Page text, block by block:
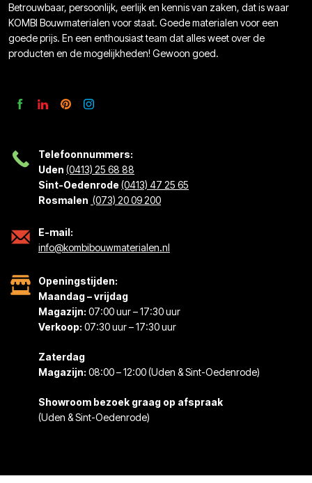
Betrouwbaar, persoonlijk, eerlijk en kennis van zaken, dat is waar
KOMBI Bouwmaterialen voor staat. Goede materialen voor een
goede prijs. En een enthousiast team dat alles weet over de
producten en de mogelijkheden! Gewoon goed.
Telefoonnummers:
Uden (0413) 25 68 88
Sint-Oedenrode(0413) 47 25 65
Rosmalen (073) 20 09 200
E-mail:
info@kombibouwmaterialen.nl
Openingstijden:
Maandag – vrijdag
Magazijn: 07:00 uur – 17:30 uur
Verkoop: 07:30 uur – 17:30 uur
Zaterdag
Magazijn: 08:00 – 12:00 (Uden & Sint-Oedenrode)
Showroom bezoek graag op afspraak
(Uden & Sint-Oedenrode)